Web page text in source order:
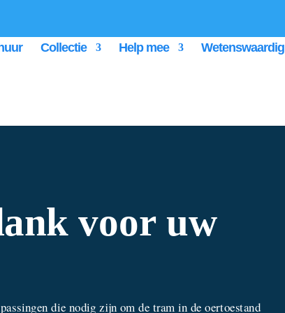
Collectie Help mee Wetenswaardig
voor uw
die nodig zijn om de tram in de oertoestand